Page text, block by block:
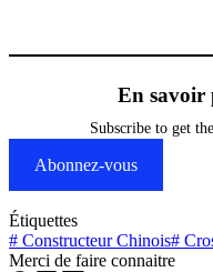
En savoir
Subscribe to get
Abonnez-vous
Étiquettes
# Constructeur Chinois#
Merci de faire connaitre